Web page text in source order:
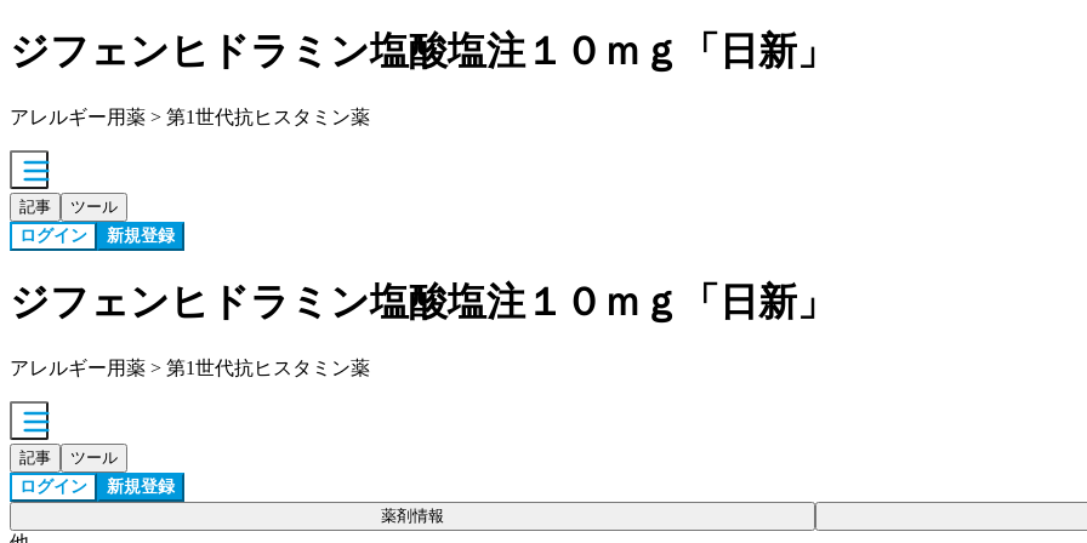
ジフェンヒドラミン塩酸塩注１０ｍｇ「日新」
アレルギー用薬 > 第1世代抗ヒスタミン薬
記事 ツール
ログイン 新規登録
ジフェンヒドラミン塩酸塩注１０ｍｇ「日新」
アレルギー用薬 > 第1世代抗ヒスタミン薬
記事 ツール
ログイン 新規登録
薬剤情報